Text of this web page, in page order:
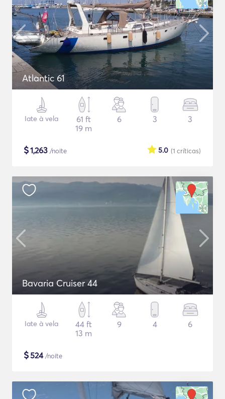
Atlantic 61
Iate à vela
61 ft
19 m
6 3 3
$1,263 /noite (1 críticas)
5.0
Bavaria Cruiser 44
Iate à vela
44 ft
13 m
9 4 6
$524/noite